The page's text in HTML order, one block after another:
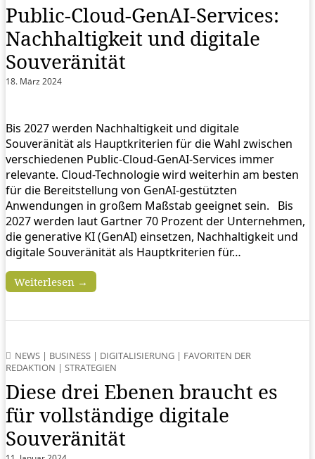
Public-Cloud-GenAI-Services:
Nachhaltigkeit und digitale
Souveränität
18. März 2024
Bis 2027 werden Nachhaltigkeit und digitale
Souveränität als Hauptkriterien für die Wahl zwischen
verschiedenen Public-Cloud-GenAI-Services immer
relevante. Cloud-Technologie wird weiterhin am besten
für die Bereitstellung von GenAI-gestützten
Anwendungen in großem Maßstab geeignet sein. Bis
2027 werden laut Gartner 70 Prozent der Unternehmen,
die generative KI (GenAI) einsetzen, Nachhaltigkeit und
digitale Souveränität als Hauptkriterien für…
Weiterlesen →
NEWS | BUSINESS | DIGITALISIERUNG | FAVORITEN DER
REDAKTION | STRATEGIEN
Diese drei Ebenen braucht es
für vollständige digitale
Souveränität